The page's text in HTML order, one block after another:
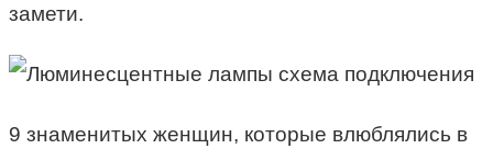
замети.
9 знаменитых женщин, которые влюблялись в